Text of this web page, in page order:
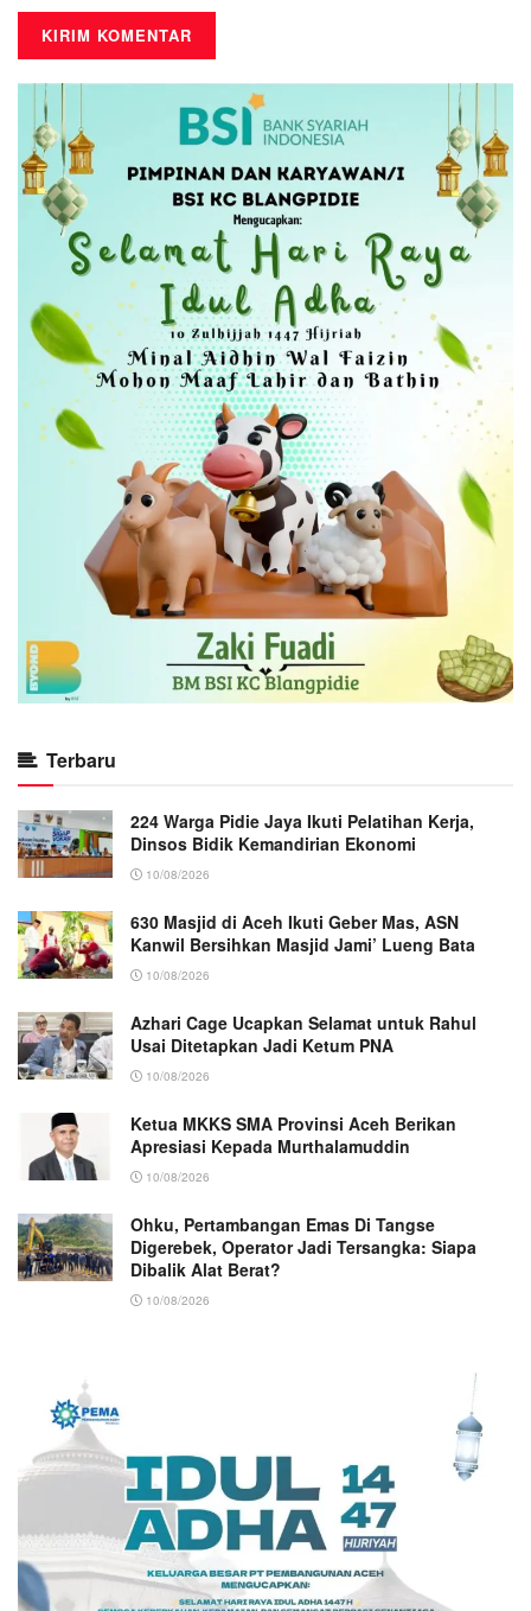
Terbaru
224 Warga Pidie Jaya Ikuti Pelatihan Kerja,
Dinsos Bidik Kemandirian Ekonomi
10/08/2026
630 Masjid di Aceh Ikuti Geber Mas, ASN
Kanwil Bersihkan Masjid Jami’ Lueng Bata
10/08/2026
Azhari Cage Ucapkan Selamat untuk Rahul
Usai Ditetapkan Jadi Ketum PNA
10/08/2026
Ketua MKKS SMA Provinsi Aceh Berikan
Apresiasi Kepada Murthalamuddin
10/08/2026
Ohku, Pertambangan Emas Di Tangse
Digerebek, Operator Jadi Tersangka: Siapa
Dibalik Alat Berat?
10/08/2026